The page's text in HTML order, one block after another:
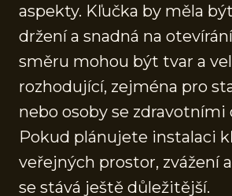
aspekty. Kľučka by měla
držení a snadná na
směru mohou být tvar a
rozhodující, zejména pro
nebo osoby se zdravotními
Pokud plánujete instalaci
veřejných prostor, zvážení
se stává ještě důležitější.